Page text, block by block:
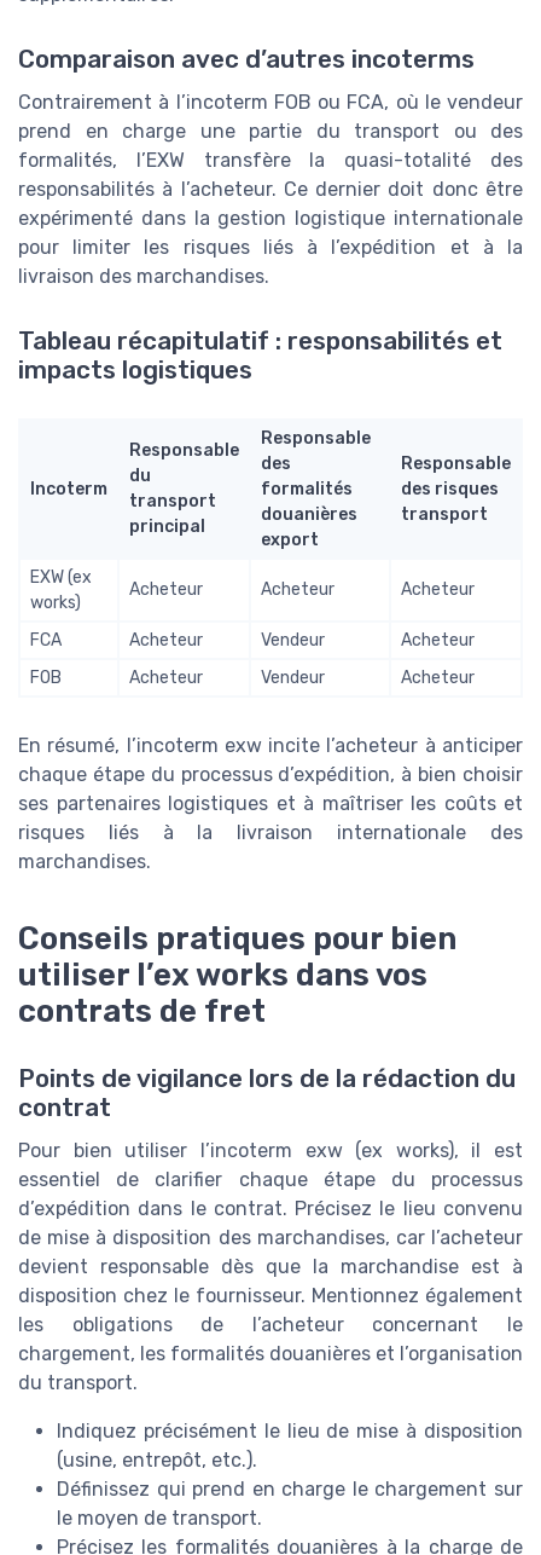
Comparaison avec d’autres incoterms
Contrairement à l’incoterm FOB ou FCA, où le vendeur
prend en charge une partie du transport ou des
formalités, l’EXW transfère la quasi-totalité des
responsabilités à l’acheteur. Ce dernier doit donc être
expérimenté dans la gestion logistique internationale
pour limiter les risques liés à l’expédition et à la
livraison des marchandises.
Tableau récapitulatif : responsabilités et
impacts logistiques
Incoterm
Responsable
du
transport
principal
Responsable
des
formalités
douanières
export
Responsable
des risques
transport
EXW (ex
works)
Acheteur Acheteur Acheteur
FCA Acheteur Vendeur
Acheteur
FOB
Acheteur Vendeur Acheteur
En résumé, l’incoterm exw incite l’acheteur à anticiper
chaque étape du processus d’expédition, à bien choisir
ses partenaires logistiques et à maîtriser les coûts et
risques liés à la livraison internationale des
marchandises.
Conseils pratiques pour bien
utiliser l’ex works dans vos
contrats de fret
Points de vigilance lors de la rédaction du
contrat
Pour bien utiliser l’incoterm exw (ex works), il est
essentiel de clarifier chaque étape du processus
d’expédition dans le contrat. Précisez le lieu convenu
de mise à disposition des marchandises, car l’acheteur
devient responsable dès que la marchandise est à
disposition chez le fournisseur. Mentionnez également
les obligations de l’acheteur concernant le
chargement, les formalités douanières et l’organisation
du transport.
Indiquez précisément le lieu de mise à disposition
(usine, entrepôt, etc.).
Définissez qui prend en charge le chargement sur
le moyen de transport.
Précisez les formalités douanières à la charge de